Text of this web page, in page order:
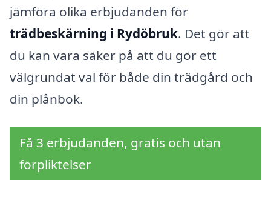
jämföra olika erbjudanden för
trädbeskärning i Rydöbruk. Det gör att
du kan vara säker på att du gör ett
välgrundat val för både din trädgård och
din plånbok.
Få 3 erbjudanden, gratis och utan
förpliktelser